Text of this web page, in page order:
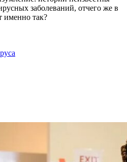
заболеваний, отчего же в
именно так?